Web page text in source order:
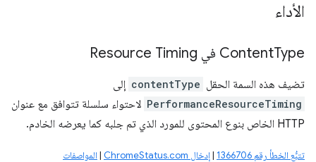
الأداء
ContentType في Resource Timing
تضيف هذه السمة الحقل contentType إلى
PerformanceResourceTiming لاحتواء سلسلة تتوافق مع عنوان
HTTP الخاص بنوع المحتوى للمورد الذي تم جلبه كما يعرضه الخادم.
تتبُّع الخطأ رقم 1366706 |إدخال ChromeStatus.com |المواصفات